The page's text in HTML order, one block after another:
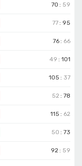
70 : 59
77 : 95
76 : 66
49 :101
105 : 37
52 :78
115 : 62
50 :73
92 : 59